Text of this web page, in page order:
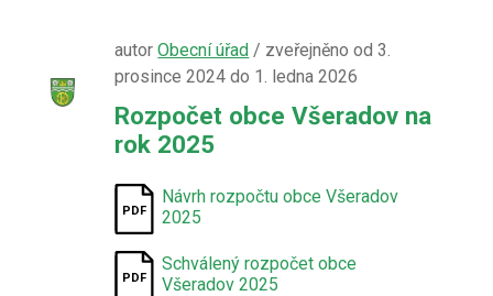
autorObecní úřad / zveřejněno od 3.
prosince 2024 do 1. ledna 2026
Rozpočet obce Všeradov na
rok 2025
Návrh rozpočtu obce Všeradov
2025
Schválený rozpočet obce
Všeradov 2025